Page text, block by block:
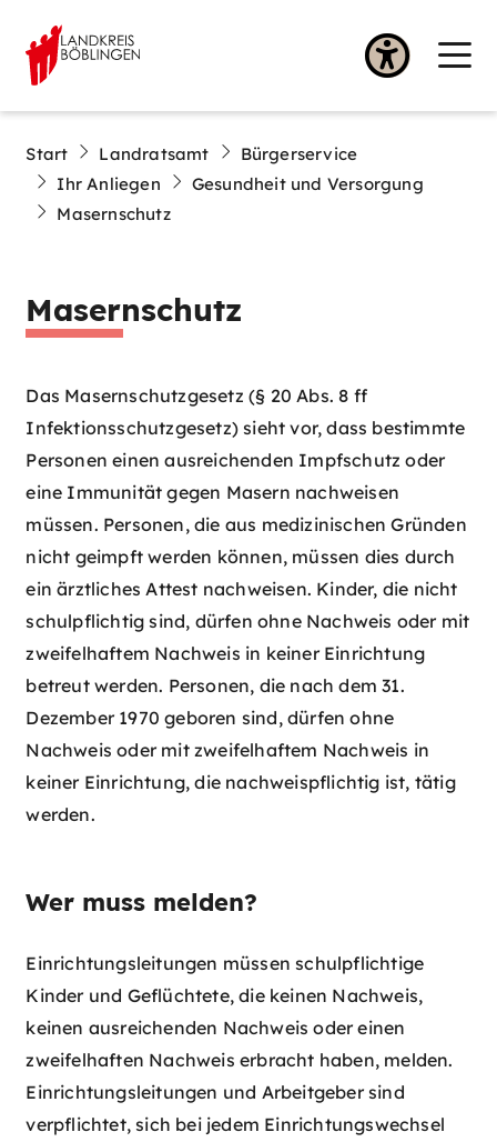
Start Landratsamt
Bürgerservice
Ihr Anliegen
Gesundheit und Versorgung
Masernschutz
Masernschutz
Das Masernschutzgesetz (§ 20 Abs. 8 ff
Infektionsschutzgesetz) sieht vor, dass bestimmte
Personen einen ausreichenden Impfschutz oder
eine Immunität gegen Masern nachweisen
müssen. Personen, die aus medizinischen Gründen
nicht geimpft werden können, müssen dies durch
ein ärztliches Attest nachweisen. Kinder, die nicht
schulpflichtig sind, dürfen ohne Nachweis oder mit
zweifelhaftem Nachweis in keiner Einrichtung
betreut werden. Personen, die nach dem 31.
Dezember 1970 geboren sind, dürfen ohne
Nachweis oder mit zweifelhaftem Nachweis in
keiner Einrichtung, die nachweispflichtig ist, tätig
werden.
Wer muss melden?
Einrichtungsleitungen müssen schulpflichtige
Kinder und Geflüchtete, die keinen Nachweis,
keinen ausreichenden Nachweis oder einen
zweifelhaften Nachweis erbracht haben, melden.
Einrichtungsleitungen und Arbeitgeber sind
verpflichtet, sich bei jedem Einrichtungswechsel